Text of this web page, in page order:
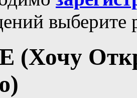
выберите
(Хочу